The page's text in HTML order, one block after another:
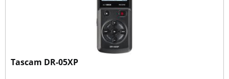
Tascam DR-05XP